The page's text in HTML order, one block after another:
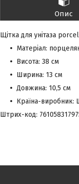
Опис
Щітка для унітаза
Матеріал:
Висота: 38 см
Ширина: 13 см
Довжина: 10,5 см
Країна-виробник:
Штрих-код: